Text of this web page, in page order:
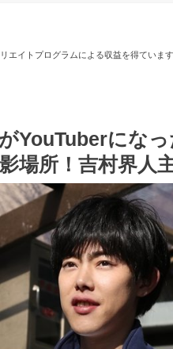
エイトプログラムによる収益を得ています
YouTuberにな
場所！吉村界人